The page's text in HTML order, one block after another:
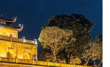
lên một tầm cao mới: “phát